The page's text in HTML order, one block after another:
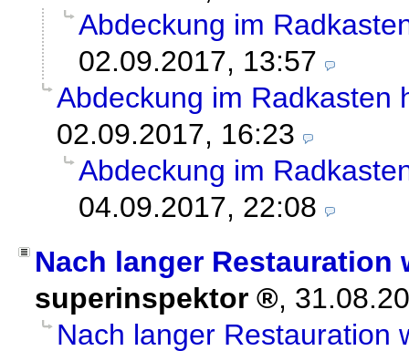
Abdeckung im
02.09.2017, 13:57
Abdeckung im Radkasten
02.09.2017, 16:23
Abdeckung im
04.09.2017, 22:08
Nach langer Restauration
superinspektor
,
Nach langer Restauration